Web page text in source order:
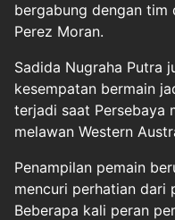
bergabung dengan tim
Perez Moran.
Sadida Nugraha Putra
kesempatan bermain
terjadi saat Persebaya
melawan Western
Penampilan pemain
mencuri perhatian dari
Beberapa kali peran